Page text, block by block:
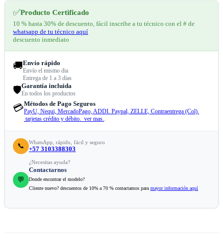
✅Producto Certificado
10 % hasta 30% de descuento, fácil inscribe a tu técnico con el # de
whatsapp de tu técnico aquí
descuento inmediato
🚚Envío rápido
Envío el mismo dia
Entrega de 1 a 3 días
🛡️Garantía incluida
En todos los productos
💳Métodos de Pago Seguros
PayU, Nequi, MercadoPago, ADDI. Paypal, ZELLE, Contraentrega (Col).
tarjetas crédito y débito. ver mas..
📞 WhatsApp, rápido, fácil y seguro
+57 3103388303
💬
¿Necesitas ayuda?
Contactarnos
Donde encontrar el modelo?
Cliente nuevo? descuentos de 10% a 70 % contactamos para mayor información aquí